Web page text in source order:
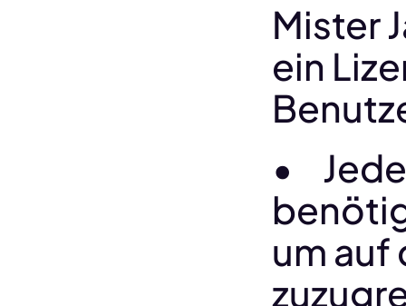
Mister
ein
•	Jedes Teammitglied
um auf